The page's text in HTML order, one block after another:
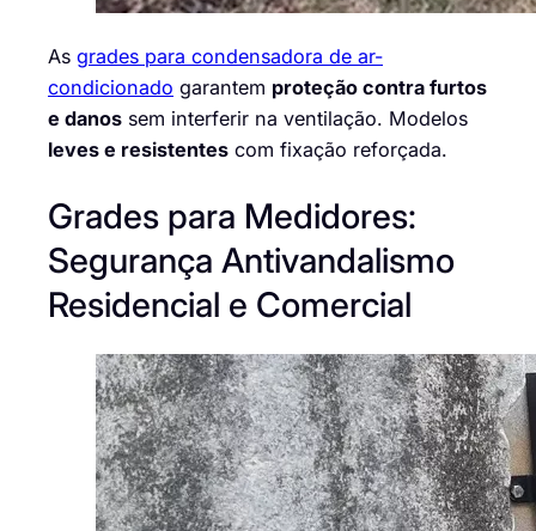
As grades para condensadora de ar-
condicionado garantem proteção contra furtos
e danos sem interferir na ventilação. Modelos
leves e resistentes com fixação reforçada.
Grades para Medidores:
Segurança Antivandalismo
Residencial e Comercial